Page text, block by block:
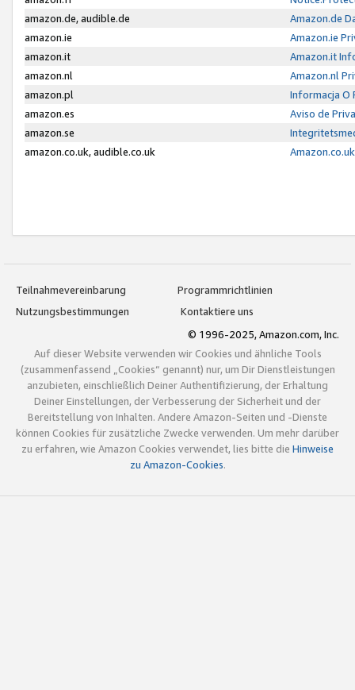
amazon.de, audible.de
Amazon.de
amazon.ie
Amazon.ie
amazon.it
Amazon.it
amazon.nl
Amazon.nl
amazon.pl
Informacja O
amazon.es
Aviso de
amazon.se
amazon.co.uk, audible.co.uk
Teilnahmevereinbarung
Programmrichtlinien
Nutzungsbestimmungen
Kontaktiere uns
© 1996-2025, Amazon.com, Inc.
Auf dieser Website verwenden wir Cookies und ähnliche Tools
(zusammenfassend „Cookies“ genannt) nur, um Dir Dienstleistungen
anzubieten, einschließlich Deiner Authentifizierung, der Erhaltung
Deiner Einstellungen, der Verbesserung der Sicherheit und der
Bereitstellung von Inhalten. Andere Amazon-Seiten und -Dienste
können Cookies für zusätzliche Zwecke verwenden. Um mehr darüber
zu erfahren, wie Amazon Cookies verwendet, lies bitte die Hinweise
zu Amazon-Cookies.